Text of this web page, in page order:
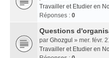
Travailler et Etudier en
Réponses : 0
Questions
par Ghozgul » mer. févr.
Travailler et Etudier en